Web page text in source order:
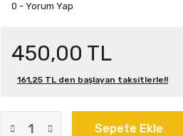
0 - Yorum Yap
450,00 TL
161,25 TL den başlayan taksitlerle!!
Sepete Ekle